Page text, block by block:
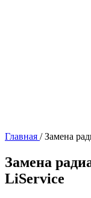
Главная /Замена
Замена
LiService